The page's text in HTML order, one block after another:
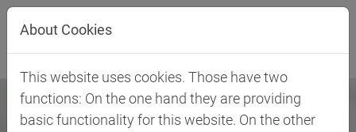
Direkt zur Hauptnavigation springen
Direkt zum Inhalt springen
About Cookies
This website uses cookies. Those have two
functions: On the one hand they are providing
basic functionality for this website. On the other